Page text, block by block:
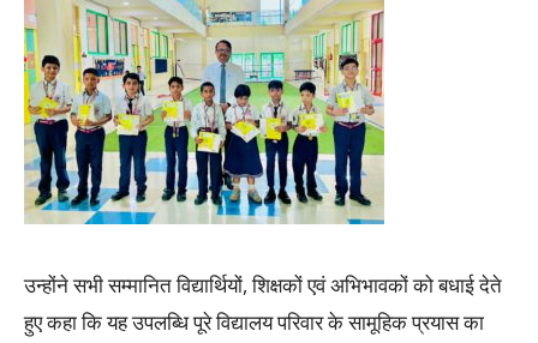
उन्होंने सभी सम्मानित विद्यार्थियों, शिक्षकों एवं अभिभावकों को बधाई देते
हुए कहा कि यह उपलब्धि पूरे विद्यालय परिवार के सामूहिक प्रयास का